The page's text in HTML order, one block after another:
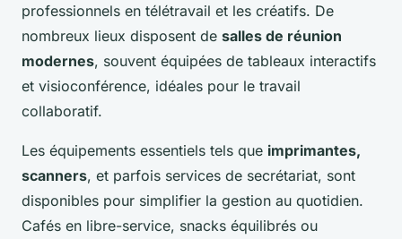
professionnels en télétravail et les créatifs. De
nombreux lieux disposent de salles de réunion
modernes, souvent équipées de tableaux interactifs
et visioconférence, idéales pour le travail
collaboratif.
Les équipements essentiels tels que imprimantes,
scanners, et parfois services de secrétariat, sont
disponibles pour simplifier la gestion au quotidien.
Cafés en libre-service, snacks équilibrés ou